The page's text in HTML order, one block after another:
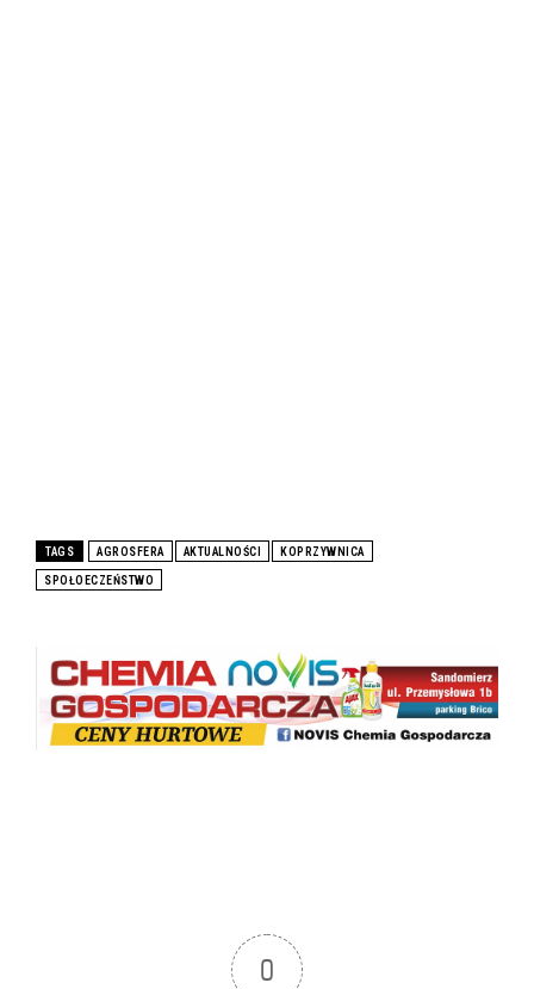
TAGS AGROSFERA AKTUALNOŚCI KOPRZYWNICA
SPOŁOECZEŃSTWO
0